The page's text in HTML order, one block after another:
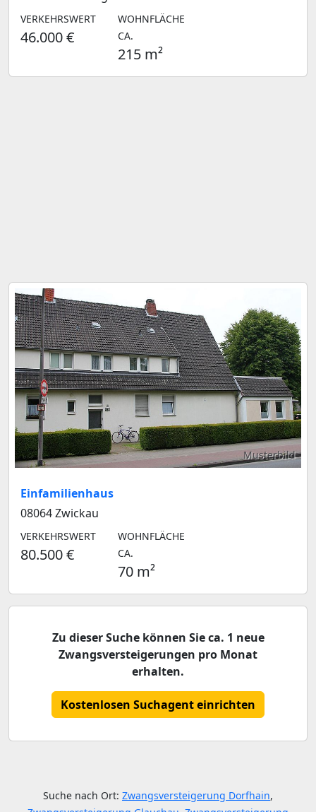
VERKEHRSWERT
46.000 €
WOHNFLÄCHE
CA.
215 m²
Musterbild
Einfamilienhaus
08064 Zwickau
VERKEHRSWERT
80.500 €
WOHNFLÄCHE
CA.
70 m²
Zu dieser Suche können Sie ca. 1 neue
Zwangsversteigerungen pro Monat
erhalten.
Kostenlosen Suchagent einrichten
Suche nach Ort: Zwangsversteigerung Dorfhain,